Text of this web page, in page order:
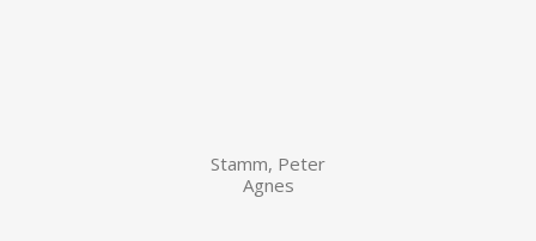
Stamm, Peter
Agnes